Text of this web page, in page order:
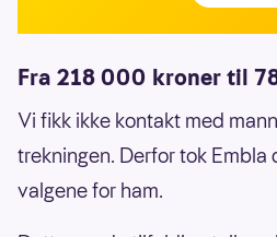
Fra 218 000 kroner til
Vi fikk ikke kontakt med
trekningen. Derfor tok Embla
valgene for ham.